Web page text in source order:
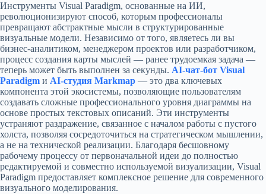
Инструменты Visual Paradigm, основанные на ИИ,
революционизируют способ, которым профессионалы
превращают абстрактные мысли в структурированные
визуальные модели. Независимо от того, являетесь ли вы
бизнес-аналитиком, менеджером проектов или разработчиком,
процесс создания карты мыслей — ранее трудоемкая задача —
теперь может быть выполнен за секунды. AI-чат-бот Visual
Paradigm и AI-студия Markmap — это два ключевых
компонента этой экосистемы, позволяющие пользователям
создавать сложные профессионального уровня диаграммы на
основе простых текстовых описаний. Эти инструменты
устраняют раздражение, связанное с началом работы с пустого
холста, позволяя сосредоточиться на стратегическом мышлении,
а не на технической реализации. Благодаря бесшовному
рабочему процессу от первоначальной идеи до полностью
редактируемой и совместно используемой визуализации, Visual
Paradigm предоставляет комплексное решение для современного
визуального моделирования.